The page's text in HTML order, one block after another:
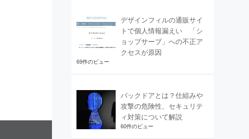
デザインフィルの通販サイ
トで個人情報漏えい 「シ
ョップサーブ」への不正ア
クセスが原因
69件のビュー
バックドアとは？仕組みや
攻撃の危険性、セキュリテ
ィ対策について解説
60件のビュー